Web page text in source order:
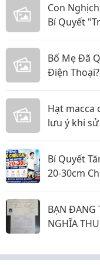
Con
Bí Quyết
Bố Mẹ Đã
Điện
Hạt macca
lưu ý khi
Bí Quyết
20-30cm
BẠN ĐANG